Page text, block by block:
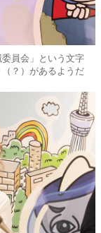
員会」という文字
？）があるようだ